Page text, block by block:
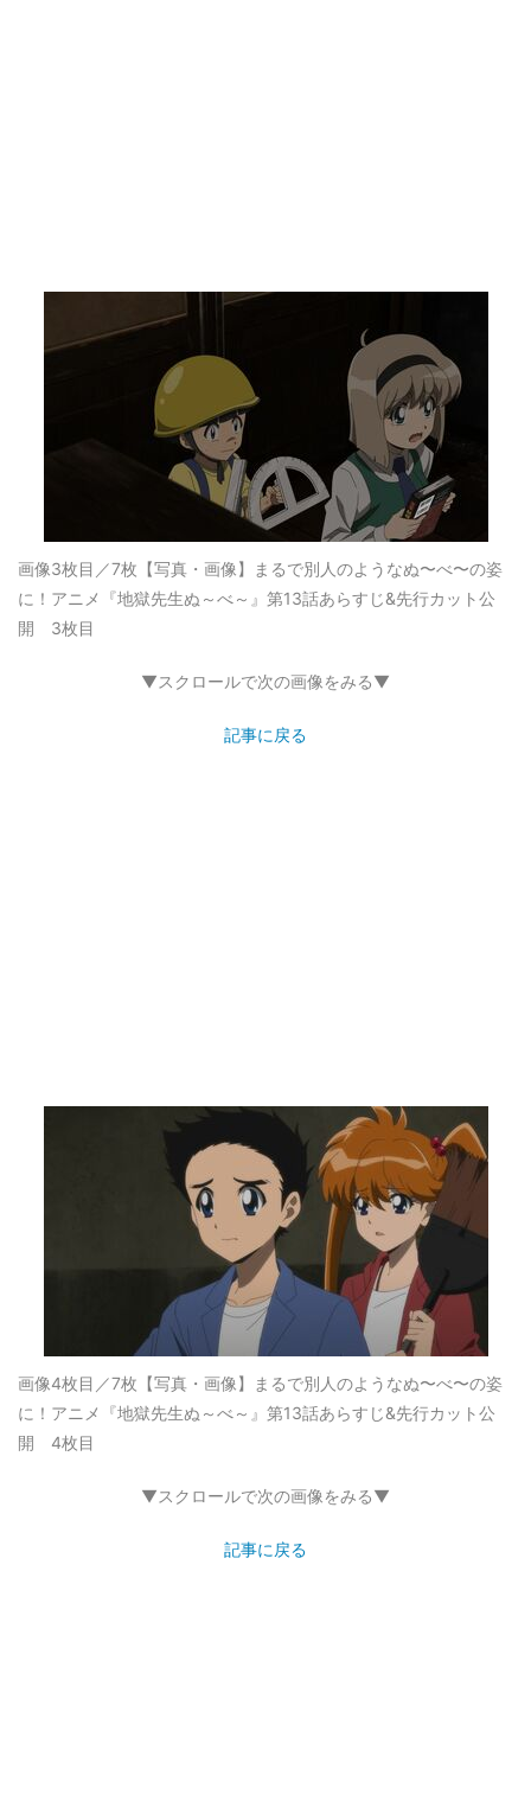
画像3枚目／7枚 【写真・画像】まるで別人のようなぬ〜べ〜の姿
に！アニメ『地獄先生ぬ～べ～』第13話あらすじ&先行カット公
開 3枚目
▼スクロールで次の画像をみる▼
記事に戻る
画像4枚目／7枚 【写真・画像】まるで別人のようなぬ〜べ〜の姿
に！アニメ『地獄先生ぬ～べ～』第13話あらすじ&先行カット公
開 4枚目
▼スクロールで次の画像をみる▼
記事に戻る